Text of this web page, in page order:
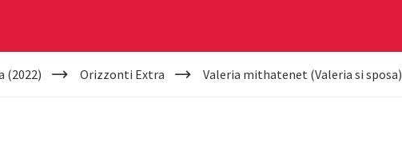
(2022) Orizzonti Extra Valeria mithatenet (Valeria si sposa)